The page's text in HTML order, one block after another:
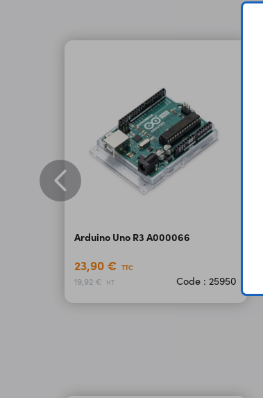
Arduino Uno R3 A000066
23,90 € TTC
19,92 € HT Code : 25950